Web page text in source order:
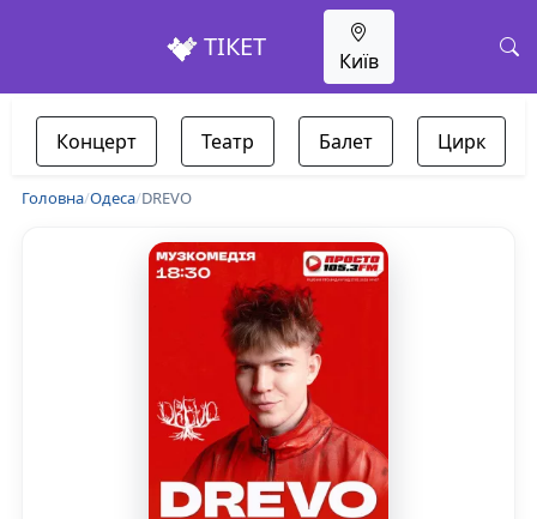
ТІКЕТ Київ
Концерт Театр Балет Цирк
Головна/Одеса/DREVO